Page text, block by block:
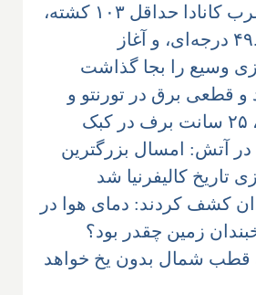
گرمای غرب کانادا حداقل ۱۰۳ کشته،
رکورد ۴۹.۶ درجه‌ای، و آغاز
وسیع را بجا گذاشت
و قطعی برق در تورنتو و
در آتش: امسال بزرگترین
تاریخ کالیفرنیا شد
کشف کردند: دمای هوا در
زمین چقدر بود؟
قطب شمال بدون یخ خواهد